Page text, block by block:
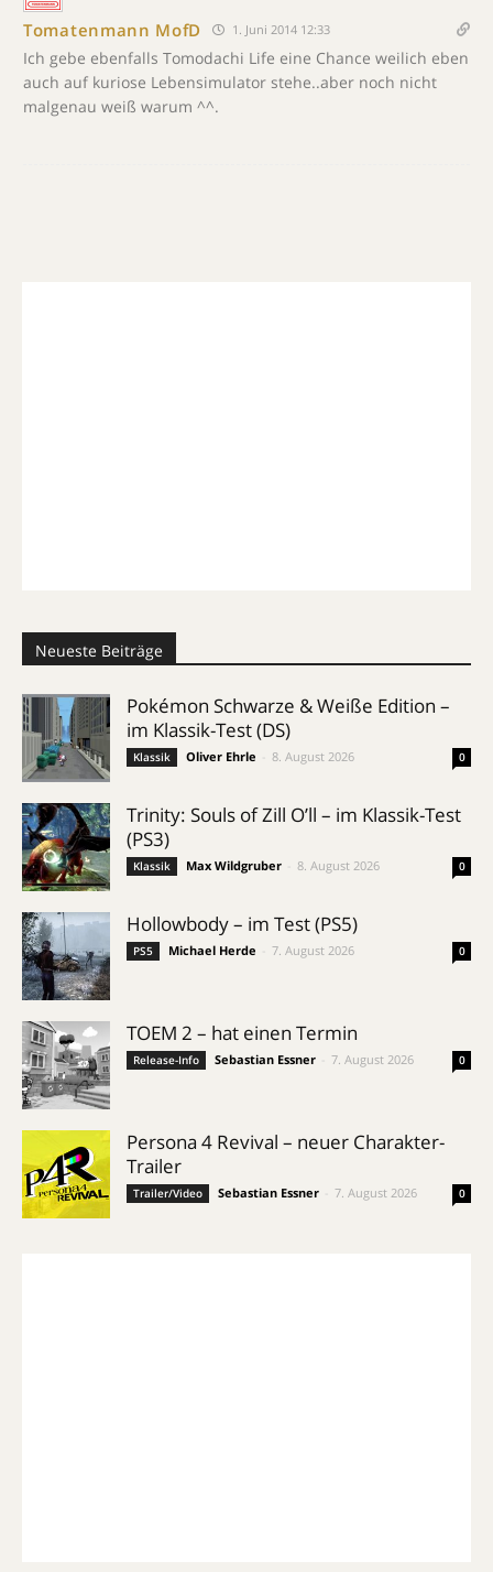
Tomatenmann MofD 1. Juni 2014 12:33
Ich gebe ebenfalls Tomodachi Life eine Chance weilich eben
auch auf kuriose Lebensimulator stehe..aber noch nicht
malgenau weiß warum ^^.
Neueste Beiträge
Pokémon Schwarze & Weiße Edition –
im Klassik-Test (DS)
Klassik Oliver Ehrle 8. August 2026 0
Trinity: Souls of Zill O’ll – im Klassik-Test
(PS3)
Klassik Max Wildgruber 8. August 2026 0
Hollowbody – im Test (PS5)
PS5 Michael Herde 7. August 2026 0
TOEM 2 – hat einen Termin
Release-Info Sebastian Essner 7. August 2026 0
Persona 4 Revival – neuer Charakter-
Trailer
Trailer/Video Sebastian Essner 7. August 2026 0